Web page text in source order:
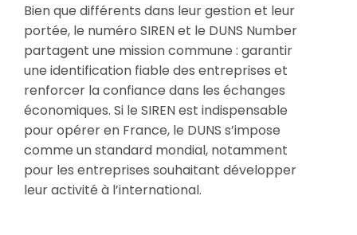
Bien que différents dans leur gestion et leur
portée, le numéro SIREN et le DUNS Number
partagent une mission commune : garantir
une identification fiable des entreprises et
renforcer la confiance dans les échanges
économiques. Si le SIREN est indispensable
pour opérer en France, le DUNS s’impose
comme un standard mondial, notamment
pour les entreprises souhaitant développer
leur activité à l’international.